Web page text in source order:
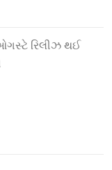
રિલીઝ થઈ